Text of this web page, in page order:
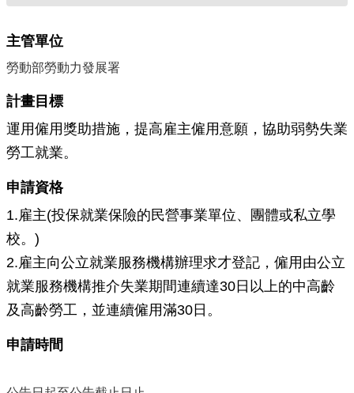
源
主
題
專
區
便
服
公
資
訊
網
站
導
主管單位
勞動部勞動力發展署
計畫目標
運用僱用獎助措施，提高雇主僱用意願，協助弱勢失業
勞工就業。
申請資格
1.雇主(投保就業保險的民營事業單位、團體或私立學
校。)
2.雇主向公立就業服務機構辦理求才登記，僱用由公立
就業服務機構推介失業期間連續達30日以上的中高齡
及高齡勞工，並連續僱用滿30日。
申請時間